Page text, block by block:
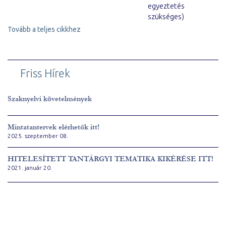
egyeztetés
szükséges)
Tovább a teljes cikkhez
Friss Hírek
Szaknyelvi követelmények
Mintatantervek elérhetők itt!
2025. szeptember 08.
HITELESÍTETT TANTÁRGYI TEMATIKA KIKÉRÉSE ITT!
2021. január 20.